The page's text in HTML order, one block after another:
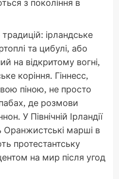
з покоління в
ірландське
та цибулі, або
на відкритому вогні,
коріння. Гіннесс,
піною, не просто
де розмови
У Північній Ірландії
Оранжистські марші в
протестантську
на мир після угод